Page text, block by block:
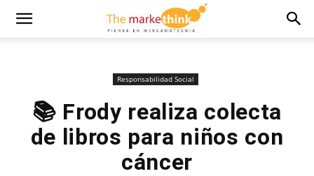
Responsabilidad Social
📚 Frody realiza colecta
de libros para niños con
cáncer